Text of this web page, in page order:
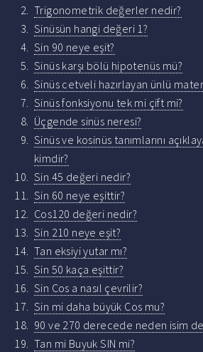
Trigonometrik değerler nedir?
Sinüsün hangi değeri 1?
Sin 90 neye eşit?
Sinüs karşı bölü hipotenüs mü?
Sinüs cetveli hazırlayan ünlü
Sinüs fonksiyonu tek mi çift mi?
Üçgende sinüs neresi?
Sinüs ve kosinüs tanımlarını
kimdir?
Sin 45 değeri nedir?
Sin 60 neye eşittir?
Cos120 değeri nedir?
Sin 210 neye eşit?
Tan eksiyi yutar mı?
Sin 50 kaça eşittir?
Sin Cos a nasıl çevrilir?
Sin mi daha büyük Cos mu?
90 ve 270 derecede neden isim
Tan mi Buyuk SIN mi?